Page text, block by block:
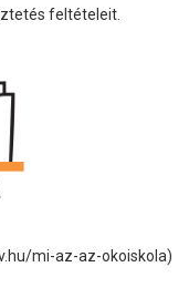
feltételeit.
mi-az-az-okoiskola)